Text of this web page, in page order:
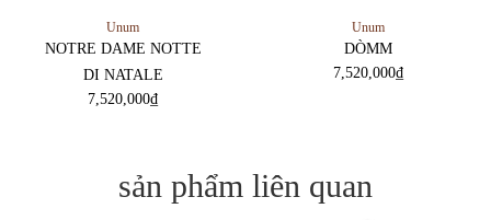
Unum
NOTRE DAME NOTTE
DI NATALE
7,520,000₫
Unum
DÒMM
7,520,000₫
sản phẩm liên quan